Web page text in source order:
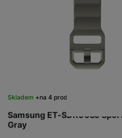
Samsung ET-SDR90SJ
Gray
Skladem na 4 prodejnách